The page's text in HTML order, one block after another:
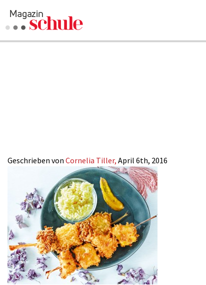
Geschrieben von Cornelia Tiller, April 6th, 2016